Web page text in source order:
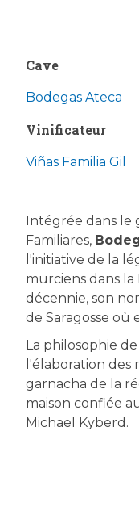
Cave
Bodegas Ateca
Vinificateur
Viñas Familia Gil
Intégrée dans le
Familiares,
l'initiative de la
murciens dans la
décennie, son
de Saragosse où
La philosophie
l'élaboration des
garnacha de la
maison confiée
Michael Kyberd.